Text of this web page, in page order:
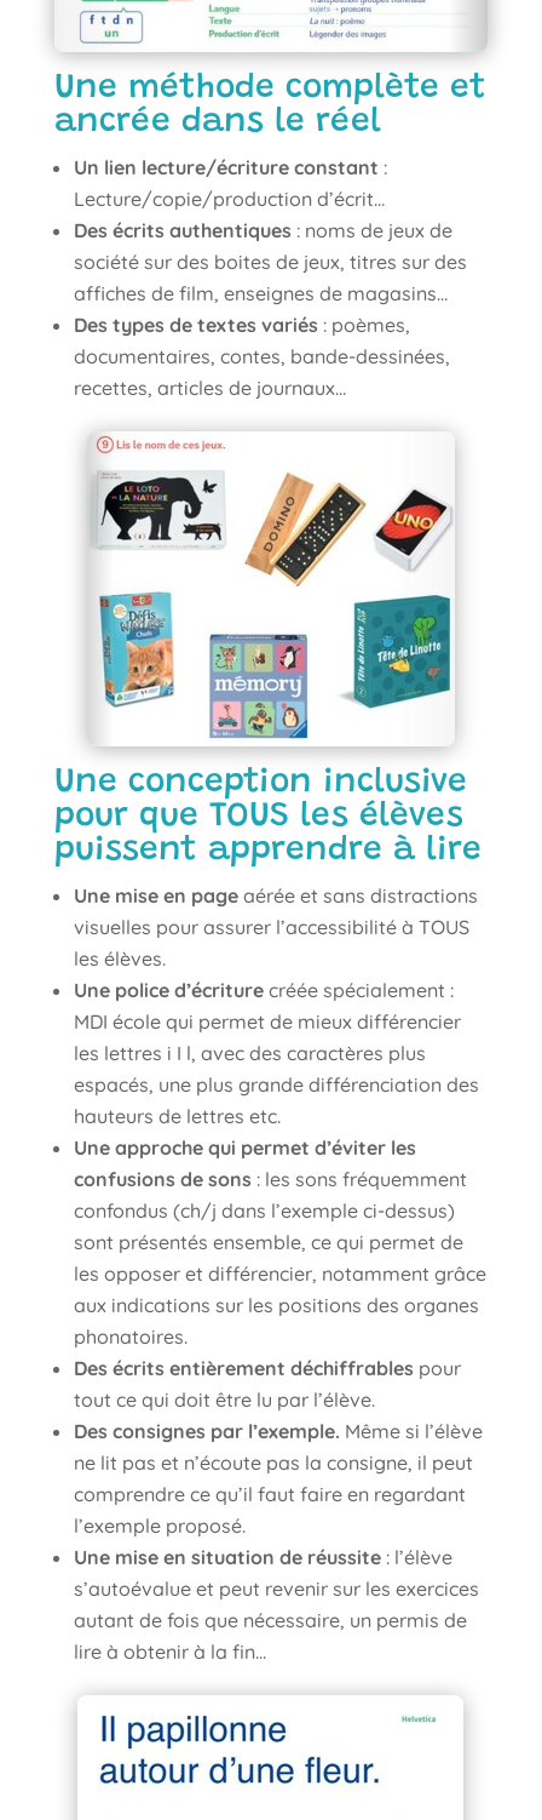
Une méthode complète et
ancrée dans le réel
Un lien lecture/écriture constant :
Lecture/copie/production d’écrit…
Des écrits authentiques : noms de jeux de
société sur des boites de jeux, titres sur des
affiches de film, enseignes de magasins…
Des types de textes variés : poèmes,
documentaires, contes, bande-dessinées,
recettes, articles de journaux…
Une conception inclusive
pour que TOUS les élèves
puissent apprendre à lire
Une mise en pageaérée et sans distractions
visuelles pour assurer l’accessibilité à TOUS
les élèves.
Une police d’écriturecréée spécialement :
MDI école qui permet de mieux différencier
les lettres i I l, avec des caractères plus
espacés, une plus grande différenciation des
hauteurs de lettres etc.
Une approche qui permet d’éviter les
confusions de sons : les sons fréquemment
confondus (ch/j dans l’exemple ci-dessus)
sont présentés ensemble, ce qui permet de
les opposer et différencier, notamment grâce
aux indications sur les positions des organes
phonatoires.
Des écrits entièrement déchiffrables pour
tout ce qui doit être lu par l’élève.
Des consignes par l’exemple. Même si l’élève
ne lit pas et n’écoute pas la consigne, il peut
comprendre ce qu’il faut faire en regardant
l’exemple proposé.
Une mise en situation de réussite: l’élève
s’autoévalue et peut revenir sur les exercices
autant de fois que nécessaire, un permis de
lire à obtenir à la fin…